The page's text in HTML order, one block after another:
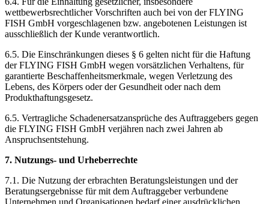
wettbewerbsrechtlicher Vorschriften auch bei von der FLYING
FISH GmbH vorgeschlagenen bzw. angebotenen Leistungen ist
ausschließlich der Kunde verantwortlich.
6.5. Die Einschränkungen dieses § 6 gelten nicht für die Haftung
der FLYING FISH GmbH wegen vorsätzlichen Verhaltens, für
garantierte Beschaffenheitsmerkmale, wegen Verletzung des
Lebens, des Körpers oder der Gesundheit oder nach dem
Produkthaftungsgesetz.
6.5. Vertragliche Schadenersatzansprüche des Auftraggebers gegen
die FLYING FISH GmbH verjähren nach zwei Jahren ab
Anspruchsentstehung.
7. Nutzungs- und Urheberrechte
7.1. Die Nutzung der erbrachten Beratungsleistungen und der
Beratungsergebnisse für mit dem Auftraggeber verbundene
Unternehmen und Organisationen bedarf einer ausdrücklichen